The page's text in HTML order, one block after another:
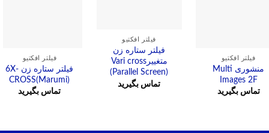
مشاهده
فیلتر افکتیو
منشوری Multi
Images 2F
تماس بگیرید
مشاهده
فیلتر افکتیو
فیلتر ستاره زن
متغییرVari cross
(Parallel Screen)
تماس بگیرید
مشاهده
فیلتر افکتیو
فیلتر ستاره زن 6X-
CROSS(Marumi)
تماس بگیرید